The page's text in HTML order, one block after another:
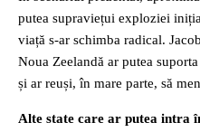
putea supraviețui exploziei
viață s-ar schimba radical.
Noua Zeelandă ar putea
și ar reuși, în mare parte, să
Alte state care ar putea intra